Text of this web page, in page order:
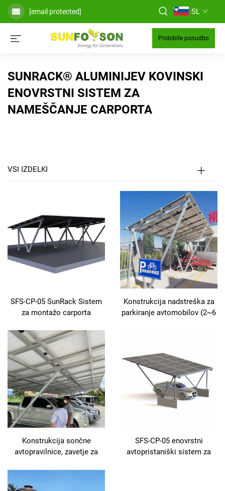
[email protected] SL
Pridobite ponudbo
SUNRACK® ALUMINIJEV KOVINSKI
ENOVRSTNI SISTEM ZA
NAMEŠČANJE CARPORTA
VSI IZDELKI
SFS-CP-05 SunRack Sistem
za montažo carporta
Konstrukcija nadstreška za
parkiranje avtomobilov (2~6
Konstrukcija sončne
avtopravilnice, zavetje za
panelov, okvir za sončne
SFS-CP-05 enovrstni
avtopristaniški sistem za